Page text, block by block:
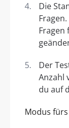
Die
Fragen
Der
Anzahl
du auf
Modus